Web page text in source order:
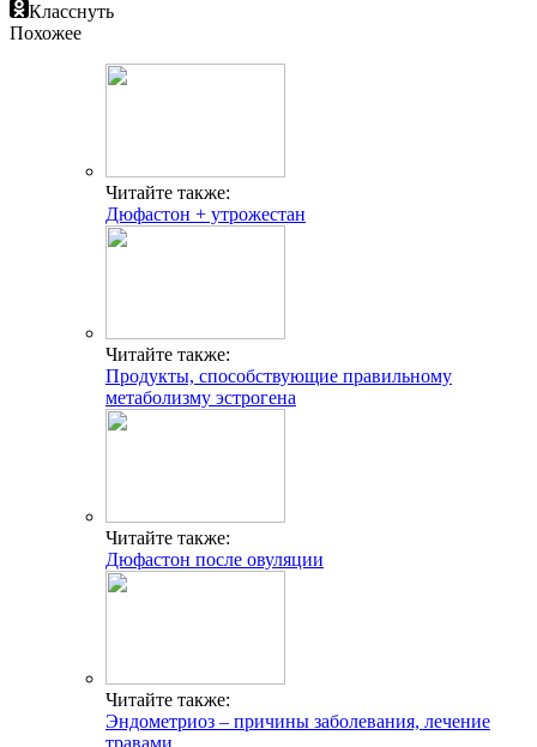
Класснуть
Похожее
Читайте также:
Дюфастон + утрожестан
Читайте также:
Продукты, способствующие правильному
метаболизму эстрогена
Читайте также:
Дюфастон после овуляции
Читайте также:
Эндометриоз – причины заболевания, лечение